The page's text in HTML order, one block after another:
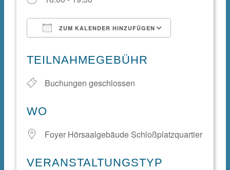
ZUM KALENDER HINZUFÜGEN
TEILNAHMEGEBÜHR
Buchungen geschlossen
WO
Foyer Hörsaalgebäude Schloßplatzquartier
VERANSTALTUNGSTYP